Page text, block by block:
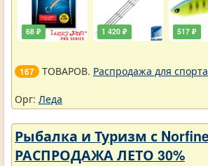
68 ₽ 1 420 ₽ 517 ₽
167 ТОВАРОВ. Распродажа для
Орг: Леда
Рыбалка и Туризм с
РАСПРОДАЖА ЛЕТО 30%